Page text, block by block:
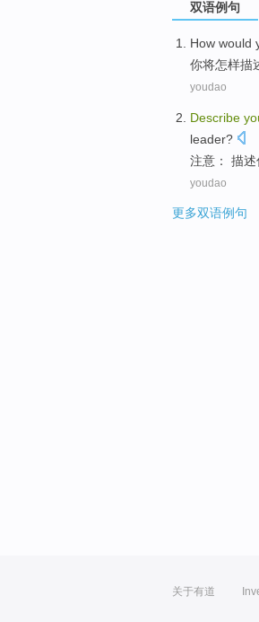
双语例句
How would
你将怎样描
youdao
Describe
leader?
注意： 描述
youdao
更多双语例句
关于有道